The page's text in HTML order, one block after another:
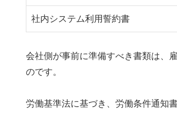
社内システム利用誓約書
会社側が事前に準備すべき書類は、
のです。
労働基準法に基づき、労働条件通知